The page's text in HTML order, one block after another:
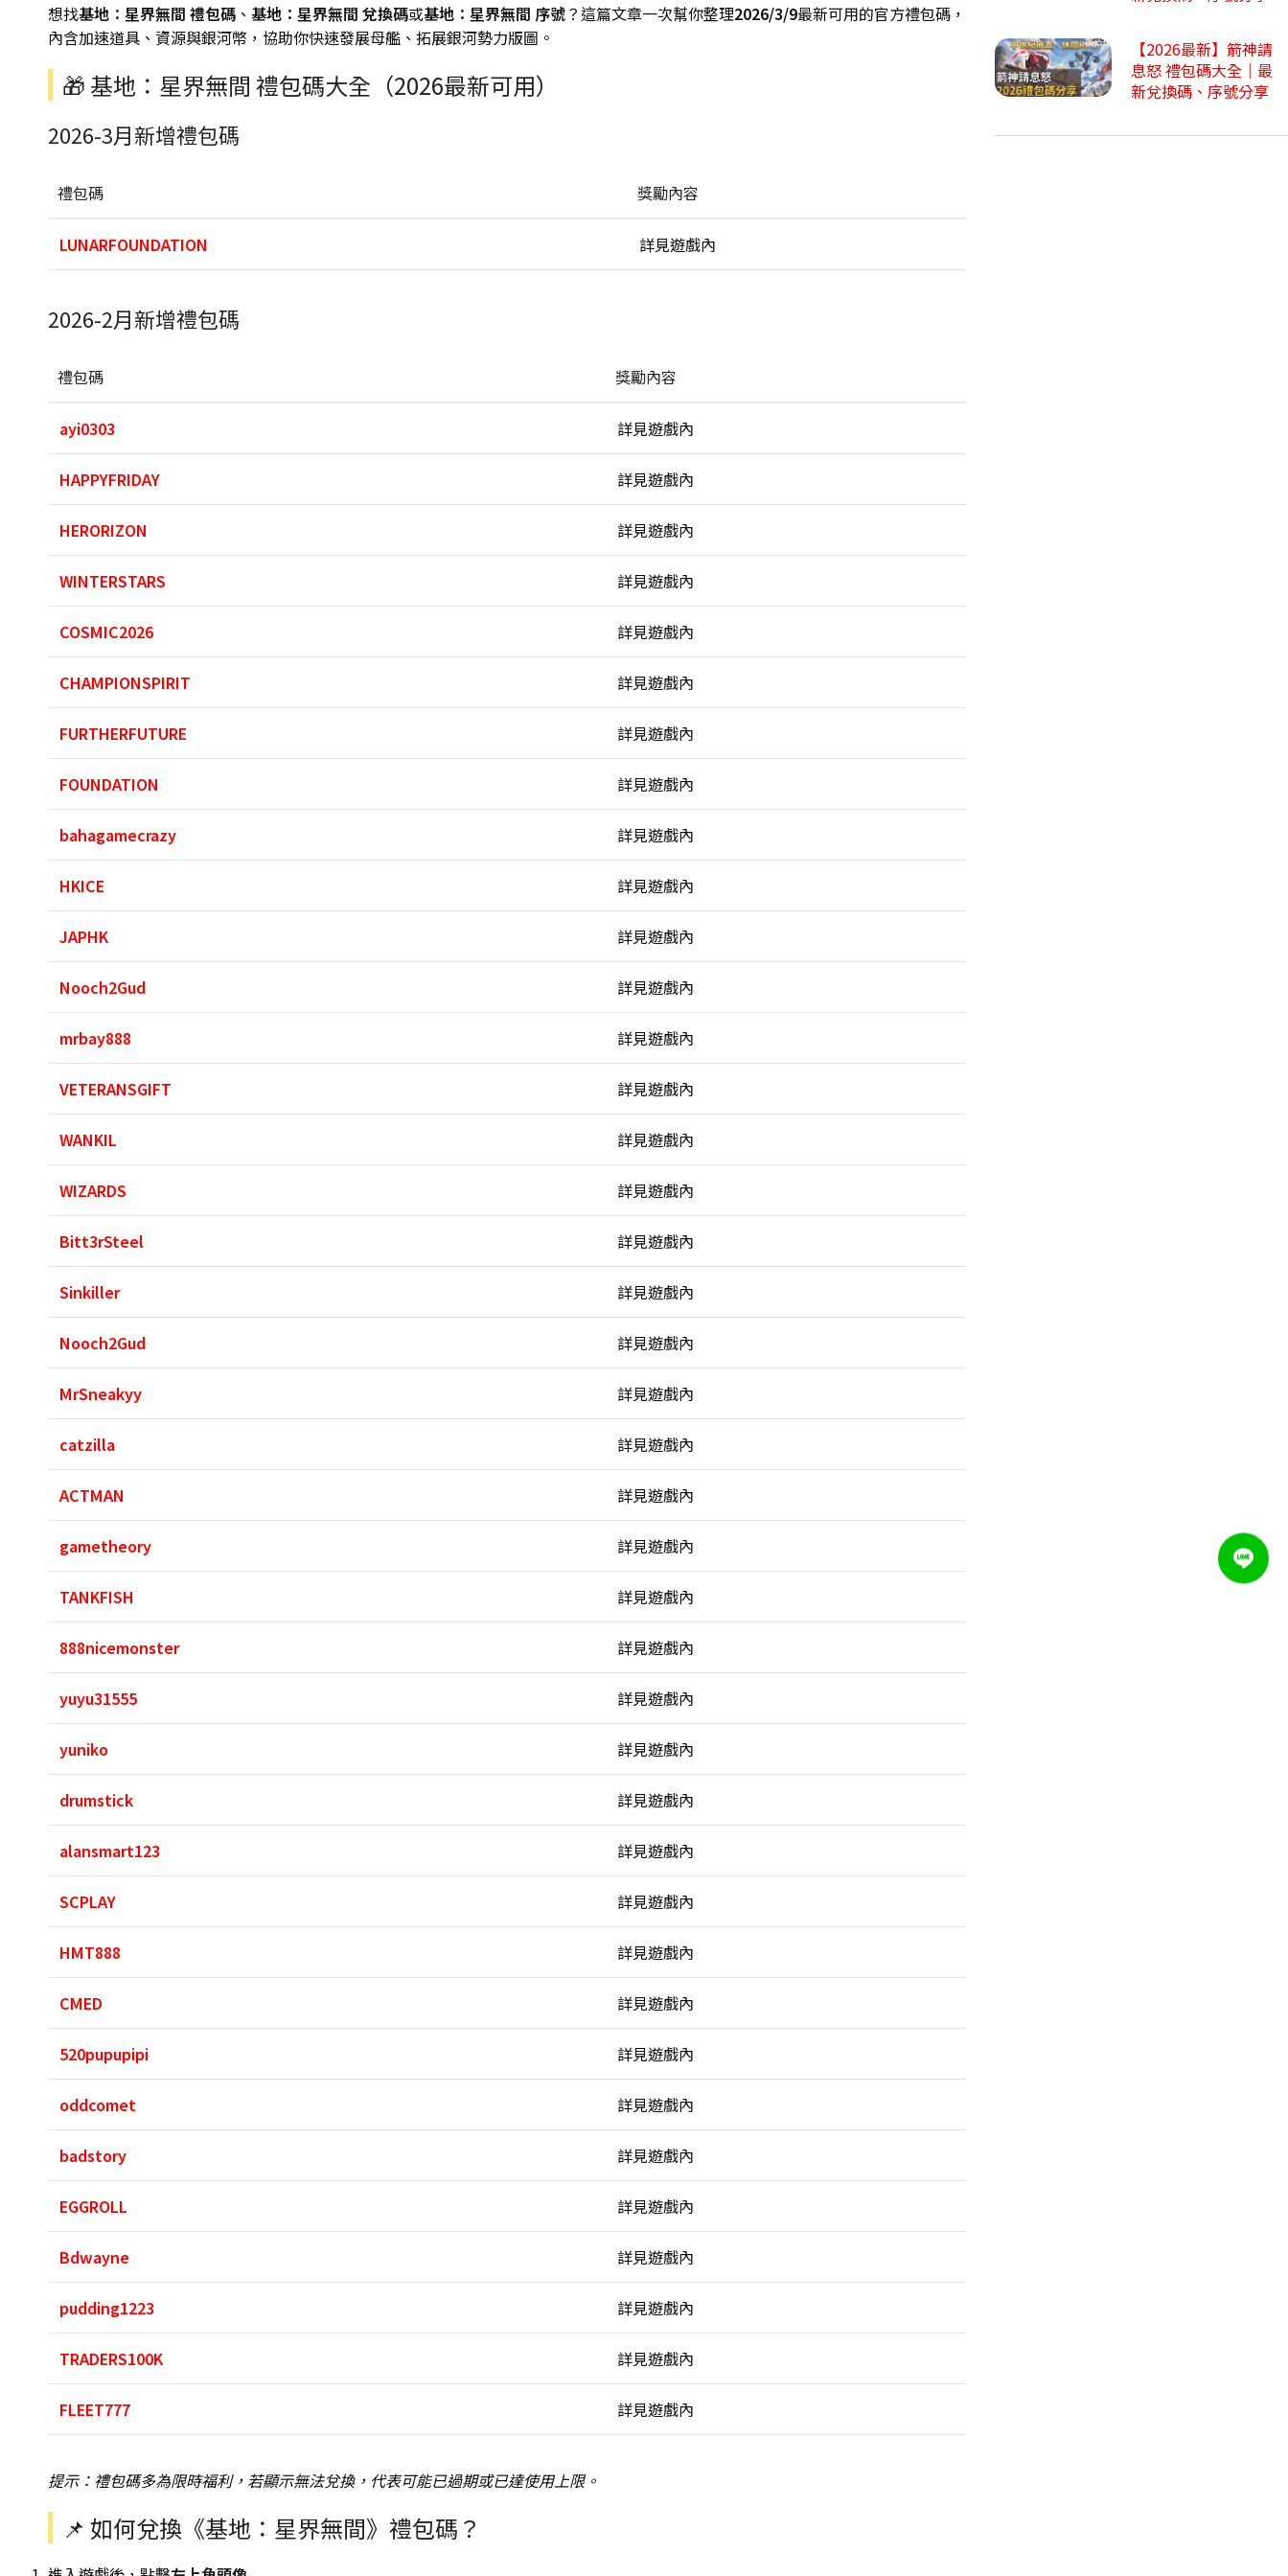
想找基地：星界無間 禮包碼 、 基地：星界無間 兌換碼或基地：星界無間 序號？這篇文章一次幫你整理2026/3/9最新可用的官方禮包碼，
內含加速道具、資源與銀河幣，協助你快速發展母艦、拓展銀河勢力版圖。
🎁 基地：星界無間 禮包碼大全（2026最新可用）
2026-3月新增禮包碼
禮包碼 獎勵內容
LUNARFOUNDATION 詳見遊戲內
2026-2月新增禮包碼
禮包碼 獎勵內容
ayi0303 詳見遊戲內
HAPPYFRIDAY 詳見遊戲內
HERORIZON 詳見遊戲內
WINTERSTARS 詳見遊戲內
COSMIC2026 詳見遊戲內
CHAMPIONSPIRIT 詳見遊戲內
FURTHERFUTURE 詳見遊戲內
FOUNDATION 詳見遊戲內
bahagamecrazy 詳見遊戲內
HKICE 詳見遊戲內
JAPHK 詳見遊戲內
Nooch2Gud 詳見遊戲內
mrbay888 詳見遊戲內
VETERANSGIFT 詳見遊戲內
WANKIL 詳見遊戲內
WIZARDS 詳見遊戲內
Bitt3rSteel 詳見遊戲內
Sinkiller 詳見遊戲內
Nooch2Gud 詳見遊戲內
MrSneakyy 詳見遊戲內
catzilla 詳見遊戲內
ACTMAN 詳見遊戲內
gametheory 詳見遊戲內
TANKFISH 詳見遊戲內
888nicemonster 詳見遊戲內
yuyu31555 詳見遊戲內
yuniko 詳見遊戲內
drumstick 詳見遊戲內
alansmart123 詳見遊戲內
SCPLAY 詳見遊戲內
HMT888 詳見遊戲內
CMED 詳見遊戲內
520pupupipi 詳見遊戲內
oddcomet 詳見遊戲內
badstory 詳見遊戲內
EGGROLL 詳見遊戲內
Bdwayne 詳見遊戲內
pudding1223 詳見遊戲內
TRADERS100K 詳見遊戲內
FLEET777 詳見遊戲內
提示：禮包碼多為限時福利，若顯示無法兌換，代表可能已過期或已達使用上限。
📌 如何兌換《基地：星界無間》禮包碼？
【2026最新】箭神請
息怒 禮包碼大全｜最
新兌換碼、序號分享